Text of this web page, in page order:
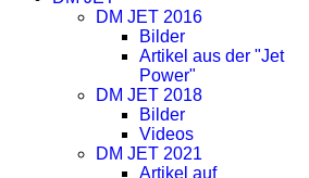
DM JET 2016
Bilder
Artikel aus der "Jet
Power"
DM JET 2018
Bilder
Videos
DM JET 2021
Artikel auf